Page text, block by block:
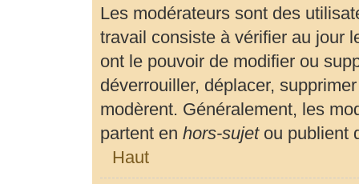
Les modérateurs sont des
travail consiste à vérifier au jour
ont le pouvoir de modifier ou
déverrouiller, déplacer,
modèrent. Généralement, les
partent en hors-sujetou publient
Haut